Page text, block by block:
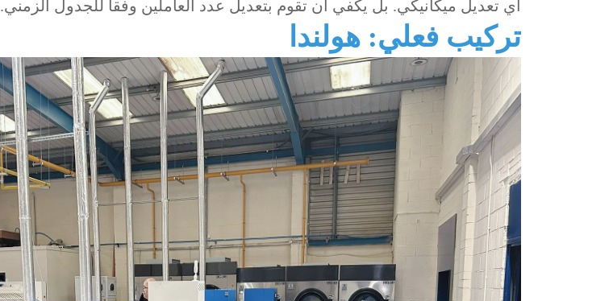
أي تعديل ميكانيكي. بل يكفي أن تقوم بتعديل عدد العاملين وفقاً للجدول الزمني.
تركيب فعلي: هولندا